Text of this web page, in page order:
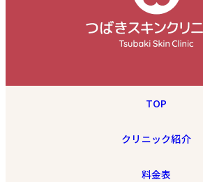
TOP
クリニック紹介
料金表